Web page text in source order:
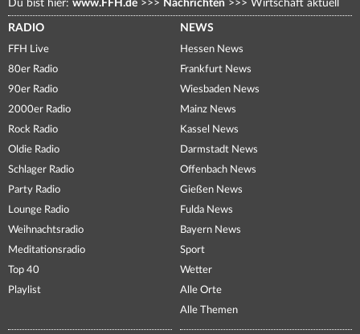
Du bist hier: www.FFH.de >>> Nachrichten >>> Wirtschaft aktuell
RADIO
FFH Live
80er Radio
90er Radio
2000er Radio
Rock Radio
Oldie Radio
Schlager Radio
Party Radio
Lounge Radio
Weihnachtsradio
Meditationsradio
Top 40
Playlist
NEWS
Hessen News
Frankfurt News
Wiesbaden News
Mainz News
Kassel News
Darmstadt News
Offenbach News
Gießen News
Fulda News
Bayern News
Sport
Wetter
Alle Orte
Alle Themen